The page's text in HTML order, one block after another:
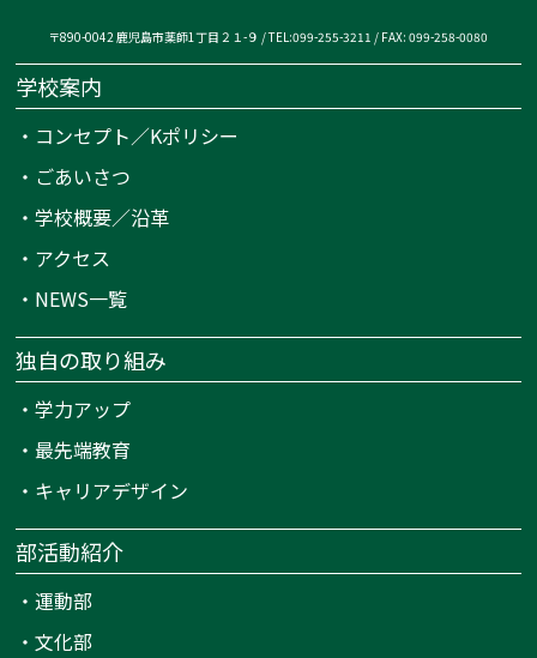
〒890-0042 鹿児島市薬師1丁目２１-９ / TEL:099-255-3211 / FAX: 099-258-0080
学校案内
・ コンセプト／Kポリシー
・ ごあいさつ
・学校概要／沿革
・ アクセス
・ NEWS一覧
独自の取り組み
・学力アップ
・最先端教育
・ キャリアデザイン
部活動紹介
・運動部
・文化部